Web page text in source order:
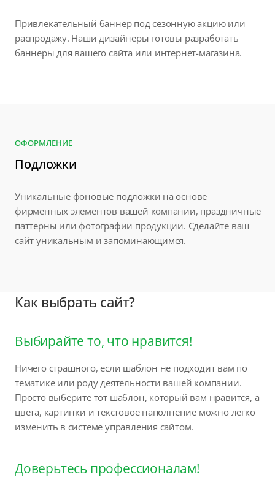
Привлекательный баннер под сезонную акцию или
распродажу. Наши дизайнеры готовы разработать
баннеры для вашего сайта или интернет-магазина.
ОФОРМЛЕНИЕ
Подложки
Уникальные фоновые подложки на основе
фирменных элементов вашей компании, праздничные
паттерны или фотографии продукции. Сделайте ваш
сайт уникальным и запоминающимся.
Как выбрать сайт?
Выбирайте то, что нравится!
Ничего страшного, если шаблон не подходит вам по
тематике или роду деятельности вашей компании.
Просто выберите тот шаблон, который вам нравится, а
цвета, картинки и текстовое наполнение можно легко
изменить в системе управления сайтом.
Доверьтесь профессионалам!